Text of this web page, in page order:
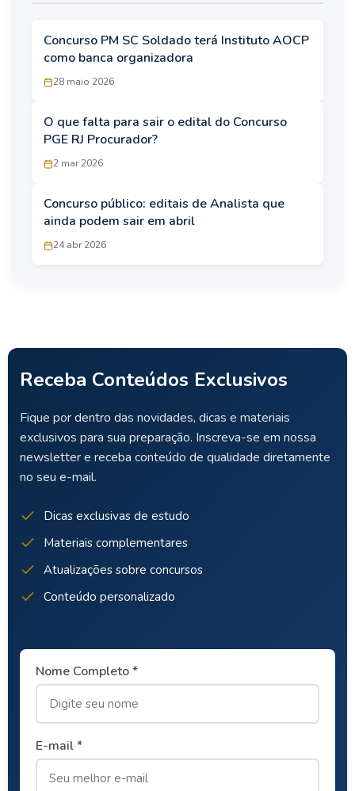
Concurso PM SC Soldado terá Instituto AOCP
como banca organizadora
28 maio 2026
O que falta para sair o edital do Concurso
PGE RJ Procurador?
2 mar 2026
Concurso público: editais de Analista que
ainda podem sair em abril
24 abr 2026
Receba Conteúdos Exclusivos
Fique por dentro das novidades, dicas e materiais
exclusivos para sua preparação. Inscreva-se em nossa
newsletter e receba conteúdo de qualidade diretamente
no seu e-mail.
Dicas exclusivas de estudo
Materiais complementares
Atualizações sobre concursos
Conteúdo personalizado
Nome Completo *
E-mail *